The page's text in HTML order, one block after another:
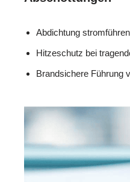
Abdichtung
Hitzeschutz bei
Brandsichere Führung